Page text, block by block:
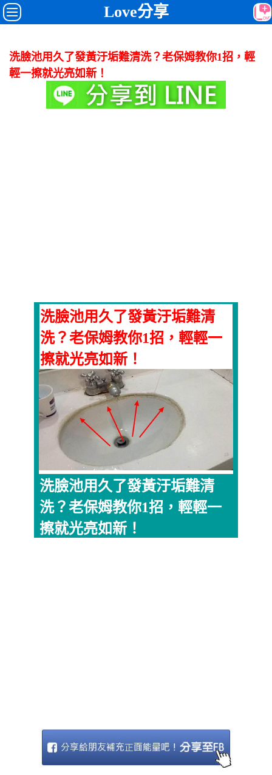
Love分享
洗臉池用久了發黃汙垢難清洗？老保姆教你1招，輕
輕一擦就光亮如新！
洗臉池用久了發黃汙垢難清
洗？老保姆教你1招，輕輕一
擦就光亮如新！
洗臉池用久了發黃汙垢難清
洗？老保姆教你1招，輕輕一
擦就光亮如新！